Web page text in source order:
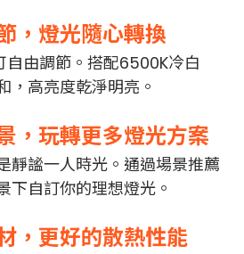
，燈光隨心轉換
自由調節。搭配6500K冷白
，高亮度乾淨明亮。
，玩轉更多燈光方案
靜謐一人時光。通過場景推薦
下自訂你的理想燈光。
，更好的散熱性能